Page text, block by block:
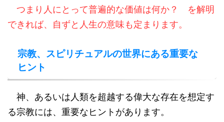
つまり人にとって普遍的な価値は何か？ を解明
できれば、自ずと人生の意味も定まります。
宗教、スピリチュアルの世界にある重要な
ヒント
神、あるいは人類を超越する偉大な存在を想定す
る宗教には、重要なヒントがあります。